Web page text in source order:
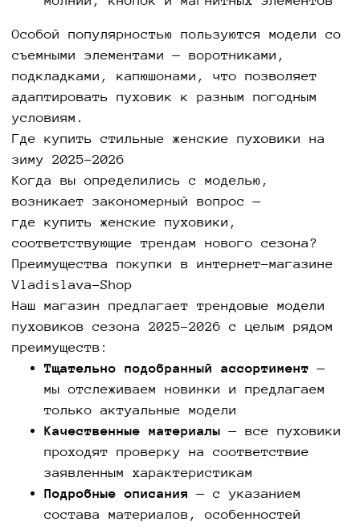
Особой популярностью пользуются модели со
съемными элементами — воротниками,
подкладками, капюшонами, что позволяет
адаптировать пуховик к разным погодным
условиям.
Где купить стильные женские пуховики на
зиму 2025-2026
Когда вы определились с моделью,
возникает закономерный вопрос —
где купить женские пуховики,
соответствующие трендам нового сезона?
Преимущества покупки в интернет-магазине
Vladislava-Shop
Наш магазин предлагает трендовые модели
пуховиков сезона 2025-2026 с целым рядом
преимуществ:
Тщательно подобранный ассортимент —
мы отслеживаем новинки и предлагаем
только актуальные модели
Качественные материалы — все пуховики
проходят проверку на соответствие
заявленным характеристикам
Подробные описания — с указанием
состава материалов, особенностей